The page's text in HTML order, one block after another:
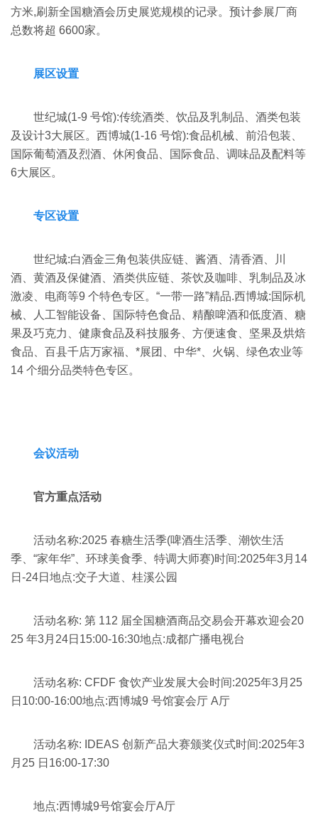
方米,刷新全国糖酒会历史展览规模的记录。预计参展厂商
总数将超 6600家。
展区设置
世纪城(1-9 号馆):传统酒类、饮品及乳制品、酒类包装
及设计3大展区。西博城(1-16 号馆):食品机械、前沿包装、
国际葡萄酒及烈酒、休闲食品、国际食品、调味品及配料等
6大展区。
专区设置
世纪城:白酒金三角包装供应链、酱酒、清香酒、川
酒、黄酒及保健酒、酒类供应链、茶饮及咖啡、乳制品及冰
激凌、电商等9 个特色专区。“一带一路”精品.西博城:国际机
械、人工智能设备、国际特色食品、精酿啤酒和低度酒、糖
果及巧克力、健康食品及科技服务、方便速食、坚果及烘焙
食品、百县千店万家福、*展团、中华*、火锅、绿色农业等
14 个细分品类特色专区。
会议活动
官方重点活动
活动名称:2025 春糖生活季(啤酒生活季、潮饮生活
季、“家年华”、环球美食季、特调大师赛)时间:2025年3月14
日-24日地点:交子大道、桂溪公园
活动名称: 第 112 届全国糖酒商品交易会开幕欢迎会20
25 年3月24日15:00-16:30地点:成都广播电视台
活动名称: CFDF 食饮产业发展大会时间:2025年3月25
日10:00-16:00地点:西博城9 号馆宴会厅 A厅
活动名称: IDEAS 创新产品大赛颁奖仪式时间:2025年3
月25 日16:00-17:30
地点:西博城9号馆宴会厅A厅